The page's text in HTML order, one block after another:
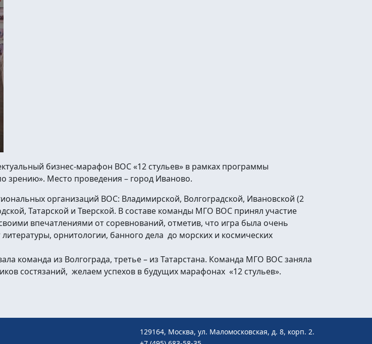
бизнес-марафон ВОС «12 стульев» в рамках программы
зрению». Место проведения – город Иваново.
организаций ВОС: Владимирской, Волгоградской, Ивановской (2
Татарской и Тверской. В составе команды МГО ВОС принял участие
впечатлениями от соревнований, отметив, что игра была очень
орнитологии, банного дела до морских и космических
команда из Волгограда, третье – из Татарстана. Команда МГО ВОС заняла
состязаний, желаем успехов в будущих марафонах «12 стульев».
129164, Москва, ул. Маломосковская, д. 8, корп. 2.